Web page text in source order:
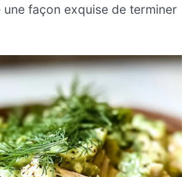
façon exquise de terminer